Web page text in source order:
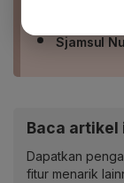
Sjamsul
Baca artikel
Dapatkan
fitur menarik